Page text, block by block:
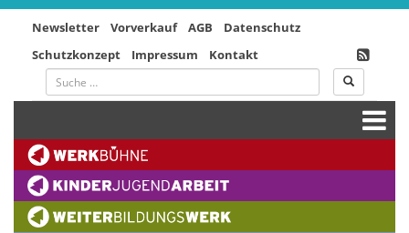
Newsletter Vorverkauf AGB
Datenschutz
Schutzkonzept
Impressum Kontakt